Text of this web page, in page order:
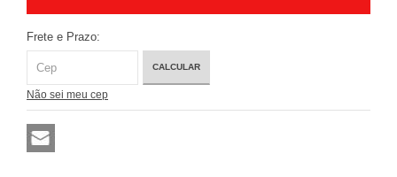
Frete e Prazo:
CALCULAR
Não sei meu cep